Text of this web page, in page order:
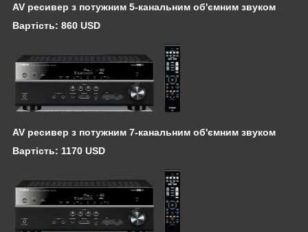
AV ресивер з потужним 5-канальним об'ємним звуком
Вартість: 860 USD
AV ресивер з потужним 7-канальним об'ємним звуком
Вартість: 1170 USD